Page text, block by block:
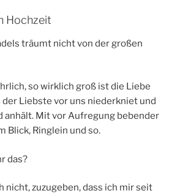
Hochzeit
träumt nicht von der großen
so wirklich groß ist die Liebe
der Liebste vor uns niederkniet und
anhält. Mit vor Aufregung bebender
Blick, Ringlein und so.
das?
nicht, zuzugeben, dass ich mir seit